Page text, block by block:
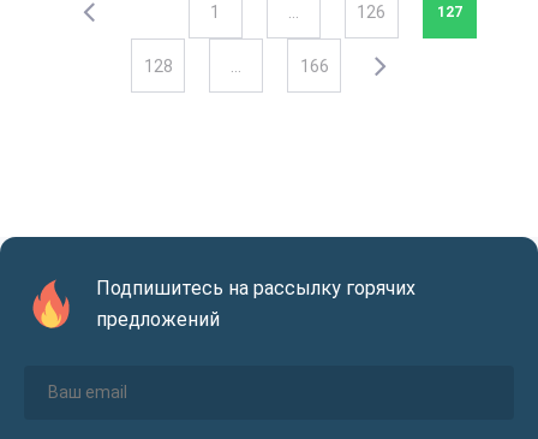
1 126 127
128 166
Подпишитесь на рассылку горячих
предложений